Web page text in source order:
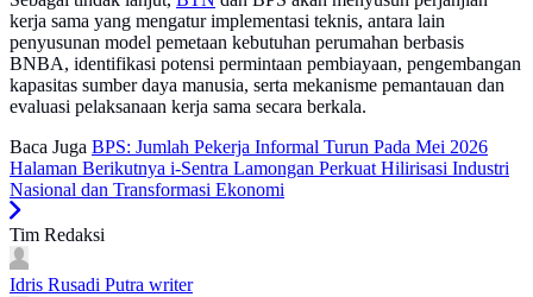
kerja sama yang mengatur implementasi teknis, antara lain
penyusunan model pemetaan kebutuhan perumahan berbasis
BNBA, identifikasi potensi permintaan pembiayaan, pengembangan
kapasitas sumber daya manusia, serta mekanisme pemantauan dan
evaluasi pelaksanaan kerja sama secara berkala.
Baca Juga BPS: Jumlah Pekerja Informal Turun Pada Mei 2026
Halaman Berikutnya i-Sentra Lamongan Perkuat Hilirisasi Industri
Nasional dan Transformasi Ekonomi
Tim Redaksi
Idris Rusadi Putra writer